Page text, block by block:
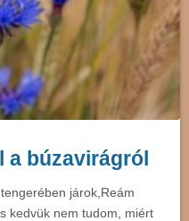
a búzavirágról
járok,Reám
kedvük nem tudom, miért